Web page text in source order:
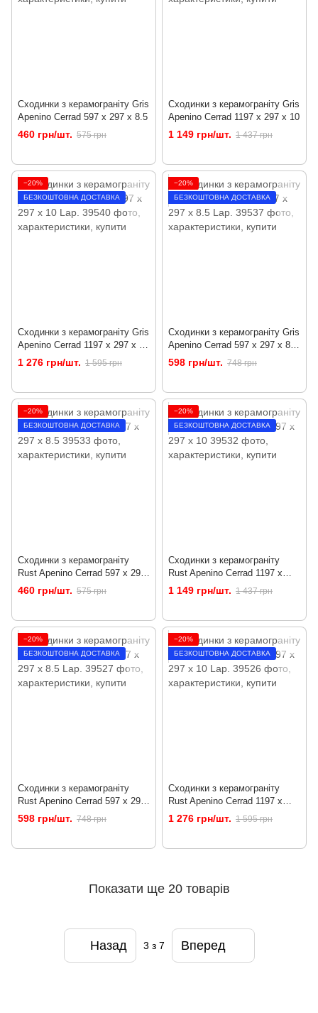
Сходинки з керамограніту Gris
Apenino Cerrad 597 x 297 x 8.5
460 грн/шт. 575 грн
Сходинки з керамограніту Gris
Apenino Cerrad 1197 x 297 x 10
1 149 грн/шт. 1 437 грн
−20%
БЕЗКОШТОВНА ДОСТАВКА
Сходинки з керамограніту Gris
Apenino Cerrad 1197 x 297 x 10
Lap.
1 276 грн/шт. 1 595 грн
−20%
БЕЗКОШТОВНА ДОСТАВКА
Сходинки з керамограніту Gris
Apenino Cerrad 597 x 297 x 8.5
Lap.
598 грн/шт. 748 грн
−20%
БЕЗКОШТОВНА ДОСТАВКА
Сходинки з керамограніту
Rust Apenino Cerrad 597 x 297
x 8.5
460 грн/шт. 575 грн
−20%
БЕЗКОШТОВНА ДОСТАВКА
Сходинки з керамограніту
Rust Apenino Cerrad 1197 x
297 x 10
1 149 грн/шт. 1 437 грн
−20%
БЕЗКОШТОВНА ДОСТАВКА
Сходинки з керамограніту
Rust Apenino Cerrad 597 x 297
x 8.5 Lap.
598 грн/шт. 748 грн
−20%
БЕЗКОШТОВНА ДОСТАВКА
Сходинки з керамограніту
Rust Apenino Cerrad 1197 x
297 x 10 Lap.
1 276 грн/шт. 1 595 грн
Показати ще 20 товарів
Назад 3 з 7 Вперед